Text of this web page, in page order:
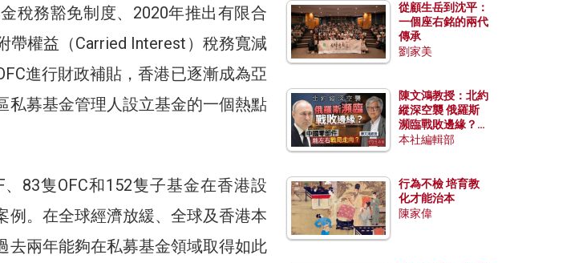
稅務豁免制度、2020年推出有限合
帶權益（Carried Interest）稅務寬減
進行財政補貼，香港已逐漸成為亞
私募基金管理人設立基金的一個熱點
83隻OFC和152隻子基金在香港設
例。在全球經濟放緩、全球及香港本
去兩年能夠在私募基金領域取得如此
從顧生岳到沈平：
一個座右銘的兩代
傳承
劉家美
陳文鴻教授：北約
縱深空襲 俄羅斯
瀕臨戰敗邊緣？中
國零部件能左右戰
本社編輯部
行為不檢 培育教
化才能治本
陳家偉